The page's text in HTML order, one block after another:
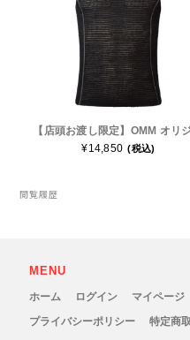
ranor(ラナー)
RAIDLIGHT(レイドライト)
ROARK(ロアーク)
Simply Wonderful(シンプリー
STAMP RUN & CO (スタンプ
¥14,850 (税込)
閲覧履歴
MENU
ホーム ログイン マイページ
プライバシーポリシー
特定商